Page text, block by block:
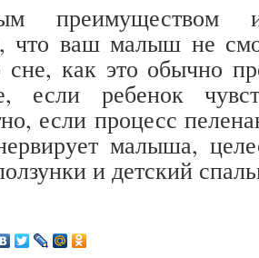
преимуществом
что ваш малыш не
сне, как это обычно
если ребенок
если процесс
малыша,
и детский